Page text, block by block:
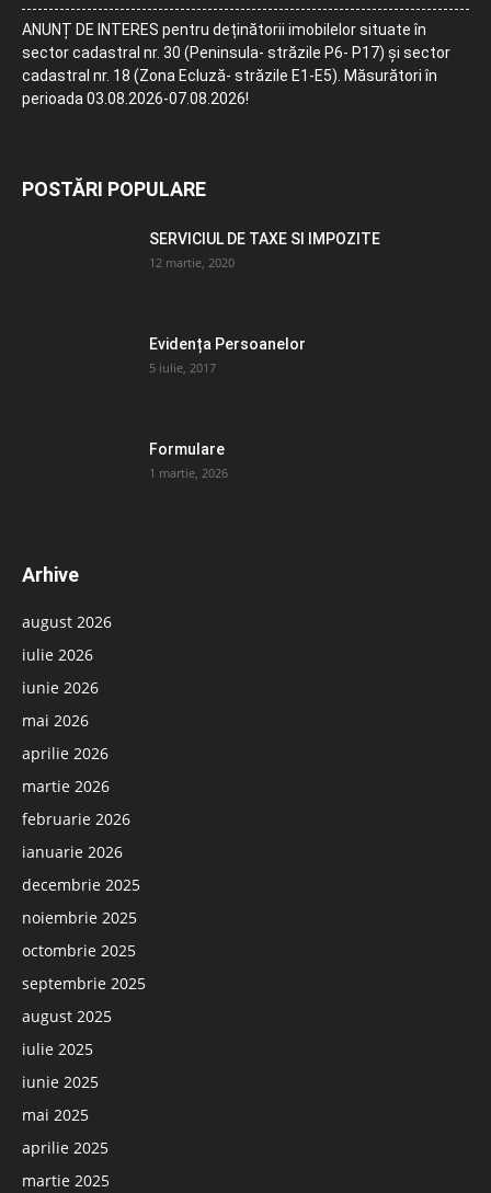
ANUNȚ DE INTERES pentru deținătorii imobilelor situate în
sector cadastral nr. 30 (Peninsula- străzile P6- P17) și sector
cadastral nr. 18 (Zona Ecluză- străzile E1-E5). Măsurători în
perioada 03.08.2026-07.08.2026!
POSTĂRI POPULARE
SERVICIUL DE TAXE SI IMPOZITE
12 martie, 2020
Evidența Persoanelor
5 iulie, 2017
Formulare
1 martie, 2026
Arhive
august 2026
iulie 2026
iunie 2026
mai 2026
aprilie 2026
martie 2026
februarie 2026
ianuarie 2026
decembrie 2025
noiembrie 2025
octombrie 2025
septembrie 2025
august 2025
iulie 2025
iunie 2025
mai 2025
aprilie 2025
martie 2025